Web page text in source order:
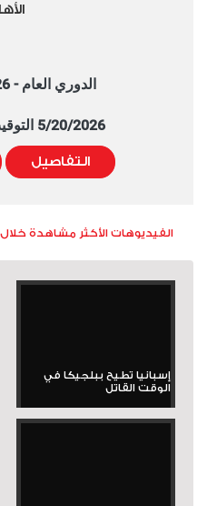
الدوري العام - 2025/2026
5/20/2026 التوقيت 8:00 PM
التفاصيل
الفيديوهات الأكثر مشاهدة
إسبانيا تطيح ببلجيكا في
الوقت القاتل